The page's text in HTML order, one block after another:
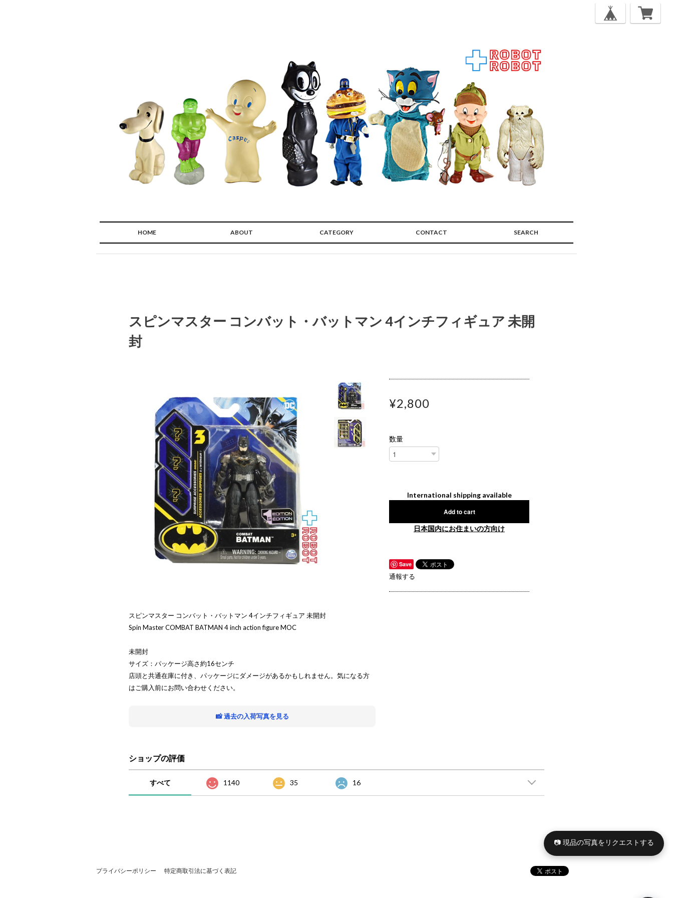
HOME ABOUT CATEGORY CONTACT SEARCH
スピンマスター コンバット・バットマン 4インチフィギュア 未開
封
スピンマスター コンバット・バットマン 4インチフィギュア 未開封
Spin Master COMBAT BATMAN 4 inch action figure MOC
未開封
サイズ：パッケージ高さ約16センチ
店頭と共通在庫に付き、パッケージにダメージがあるかもしれません。気になる方
はご購入前にお問い合わせください。
📸 過去の入荷写真を見る
¥2,800
数量
International shipping available
Add to cart
日本国内にお住まいの方向け
Save
通報する
ショップの評価
すべて 1140 35 16
プライバシーポリシー 特定商取引法に基づく表記
📷 現品の写真をリクエストする